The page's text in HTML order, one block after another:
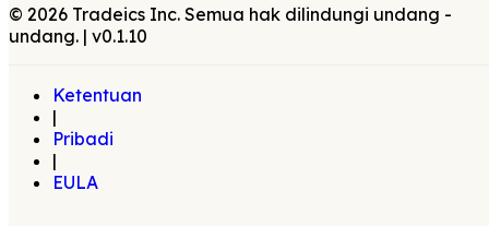
© 2026 Tradeics Inc. Semua hak dilindungi undang -
undang. | v0.1.10
Ketentuan
|
Pribadi
|
EULA